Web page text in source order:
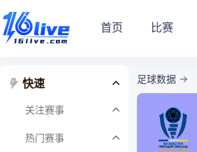
首页 比赛
快速
关注赛事
热门赛事
足球数据